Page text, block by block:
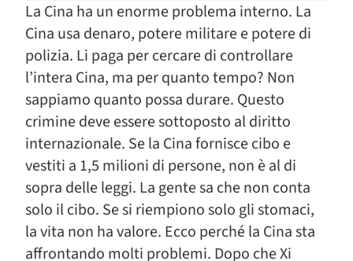
La Cina ha un enorme problema interno. La
Cina usa denaro, potere militare e potere di
polizia. Li paga per cercare di controllare
l’intera Cina, ma per quanto tempo? Non
sappiamo quanto possa durare. Questo
crimine deve essere sottoposto al diritto
internazionale. Se la Cina fornisce cibo e
vestiti a 1,5 milioni di persone, non è al di
sopra delle leggi. La gente sa che non conta
solo il cibo. Se si riempiono solo gli stomaci,
la vita non ha valore. Ecco perché la Cina sta
affrontando molti problemi. Dopo che Xi